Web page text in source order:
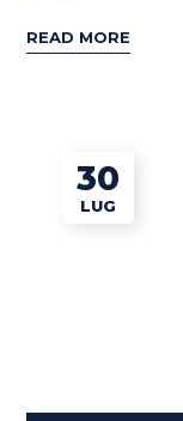
READ MORE
30
LUG